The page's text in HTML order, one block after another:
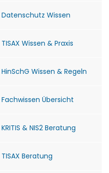
Datenschutz Wissen
TISAX Wissen & Praxis
HinSchG Wissen & Regeln
Fachwissen Übersicht
KRITIS & NIS2 Beratung
TISAX Beratung